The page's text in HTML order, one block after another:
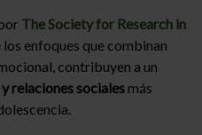
The Society for Research in
los enfoques que combinan
contribuyen a un
relaciones sociales más